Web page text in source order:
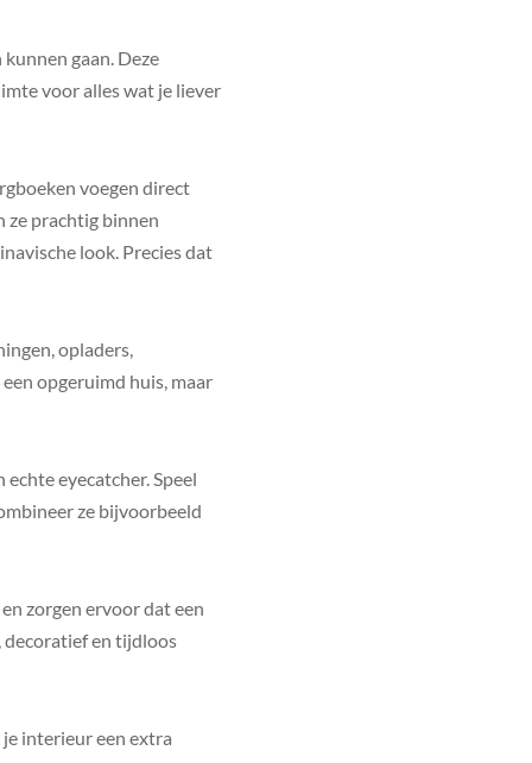
gaan. Deze
voor alles wat je liever
voegen direct
ze prachtig binnen
look. Precies dat
opladers,
opgeruimd huis, maar
eyecatcher. Speel
ze bijvoorbeeld
zorgen ervoor dat een
decoratief en tijdloos
interieur een extra